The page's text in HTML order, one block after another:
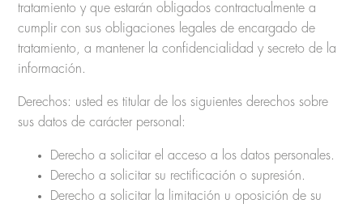
tratamiento y que estarán obligados contractualmente a
cumplir con sus obligaciones legales de encargado de
tratamiento, a mantener la confidencialidad y secreto de la
información.
Derechos: usted es titular de los siguientes derechos sobre
sus datos de carácter personal:
Derecho a solicitar el acceso a los datos personales.
Derecho a solicitar su rectificación o supresión.
Derecho a solicitar la limitación u oposición de su